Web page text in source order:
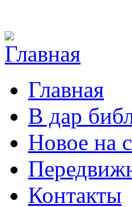
Главная
В дар
Новое на
Контакты